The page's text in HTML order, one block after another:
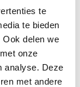
te
te bieden
delen we
onze
analyse. Deze
met andere